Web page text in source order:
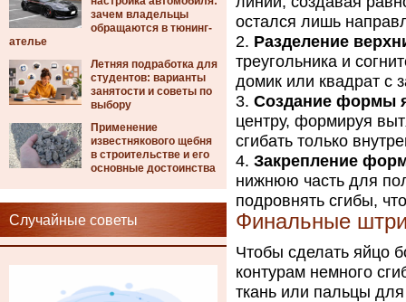
зачем владельцы
обращаются в тюнинг-
ателье
Летняя подработка для
студентов: варианты
занятости и советы по
выбору
Применение
известнякового щебня
в строительстве и его
основные достоинства
Случайные советы
остался лишь
Разделение
треугольника и
домик или квадрат с
Создание формы
центру, формируя
сгибать только
Закрепление
нижнюю часть для
подровнять сгибы,
Финальные
Чтобы сделать яйцо
контурам немного
ткань или пальцы